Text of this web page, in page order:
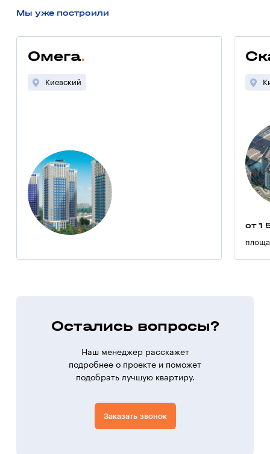
Мы уже построили
Омега
Киевский
от 1
Остались вопросы?
Наш менеджер расскажет
подробнее о проекте и поможет
подобрать лучшую квартиру.
Заказать звонок